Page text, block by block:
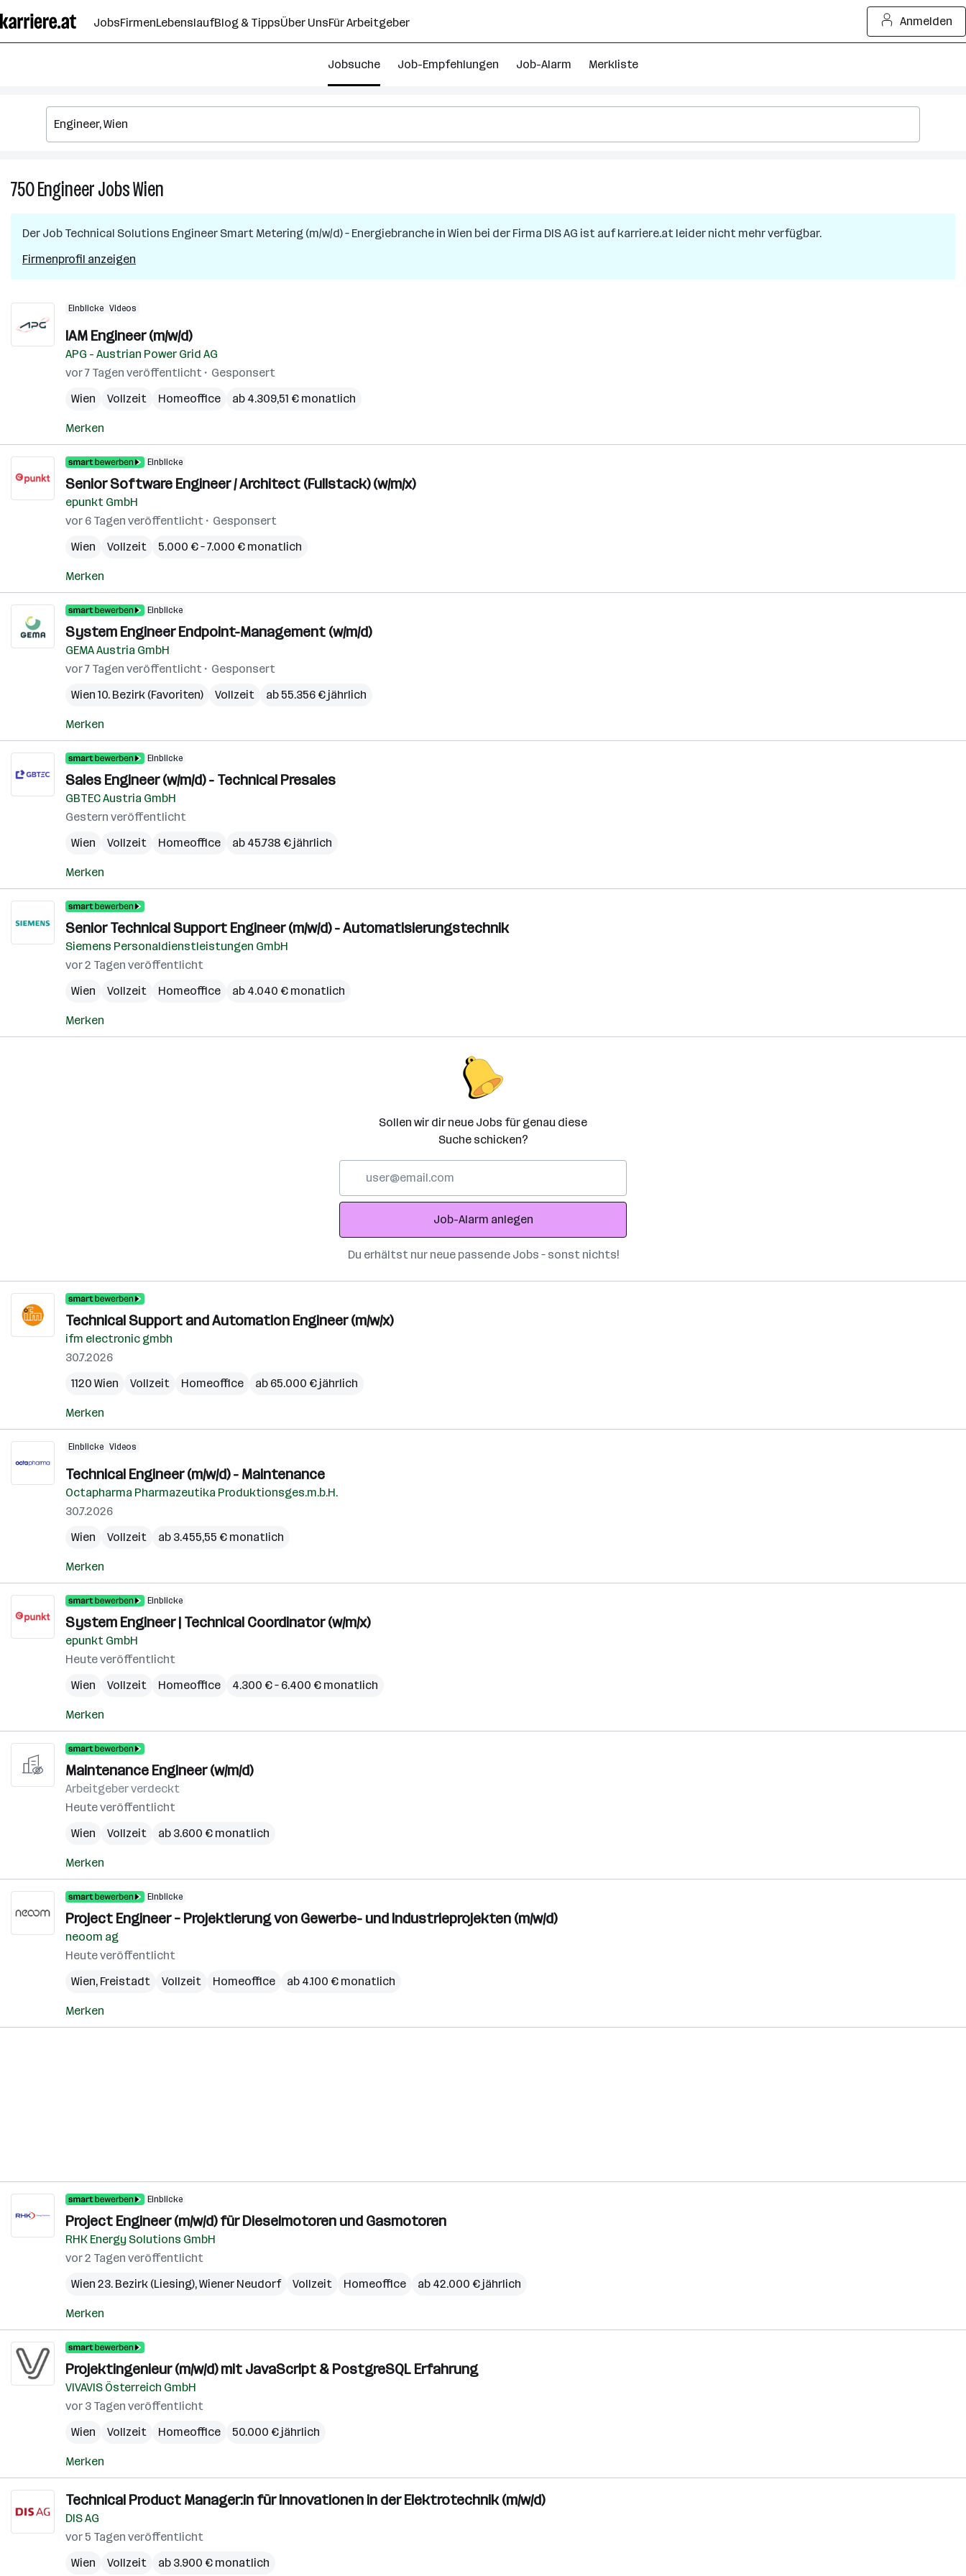
Seiteninhalt
springen
JobsFirmenLebenslaufBlog & TippsÜber UnsFür Arbeitgeber Anmelden
Jobsuche Job-Empfehlungen Job-Alarm Merkliste
750EngineerJobsWien
in
Der Job Technical Solutions Engineer Smart Metering (m/w/d) – Energiebranche in Wien bei der Firma DIS AG ist auf karriere.at leider nicht mehr verfügbar.
Firmenprofil anzeigen
Einblicke Videos
IAM Engineer (m/w/d)
APG - Austrian Power Grid AG
vor 7 Tagen veröffentlicht
Gesponsert
Wien
Vollzeit Homeoffice ab 4.309,51 € monatlich
Merken
Einblicke
Senior Software Engineer / Architect (Fullstack) (w/m/x)
epunkt GmbH
vor 6 Tagen veröffentlicht
Gesponsert
Wien
Vollzeit 5.000 € – 7.000 € monatlich
Merken
Einblicke
System Engineer Endpoint-Management (w/m/d)
GEMA Austria GmbH
vor 7 Tagen veröffentlicht
Gesponsert
Wien 10. Bezirk (Favoriten)
Vollzeit ab 55.356 € jährlich
Merken
Einblicke
Sales Engineer (w/m/d) - Technical Presales
GBTEC Austria GmbH
Gestern veröffentlicht
Wien
Vollzeit Homeoffice ab 45.738 € jährlich
Merken
Senior Technical Support Engineer (m/w/d) - Automatisierungstechnik
Siemens Personaldienstleistungen GmbH
vor 2 Tagen veröffentlicht
Wien
Vollzeit Homeoffice ab 4.040 € monatlich
Merken
Sollen wir dir neue Jobs für genau diese
Suche schicken?
Adresse
Job-Alarm anlegen
Du erhältst nur neue passende Jobs – sonst nichts!
Technical Support and Automation Engineer (m/w/x)
ifm electronic gmbh
30.7.2026
1120 Wien
Vollzeit Homeoffice ab 65.000 € jährlich
Merken
Einblicke Videos
Technical Engineer (m/w/d) - Maintenance
Octapharma Pharmazeutika Produktionsges.m.b.H.
30.7.2026
Wien
Vollzeit ab 3.455,55 € monatlich
Merken
Einblicke
System Engineer | Technical Coordinator (w/m/x)
epunkt GmbH
Heute veröffentlicht
Wien
Vollzeit Homeoffice 4.300 € – 6.400 € monatlich
Merken
Maintenance Engineer (w/m/d)
Arbeitgeber verdeckt
Heute veröffentlicht
Wien
Vollzeit ab 3.600 € monatlich
Merken
Einblicke
Project Engineer – Projektierung von Gewerbe- und Industrieprojekten (m/w/d)
neoom ag
Heute veröffentlicht
Wien, Freistadt Vollzeit Homeoffice ab 4.100 € monatlich
Merken
Einblicke
Project Engineer (m/w/d) für Dieselmotoren und Gasmotoren
RHK Energy Solutions GmbH
vor 2 Tagen veröffentlicht
Wien 23. Bezirk (Liesing),Wiener Neudorf Vollzeit Homeoffice ab 42.000 € jährlich
Merken
Projektingenieur (m/w/d) mit JavaScript & PostgreSQL Erfahrung
VIVAVIS Österreich GmbH
vor 3 Tagen veröffentlicht
Wien
Vollzeit Homeoffice 50.000 € jährlich
Merken
Technical Product Manager:in für Innovationen in der Elektrotechnik (m/w/d)
DIS AG
vor 5 Tagen veröffentlicht
Wien
Vollzeit ab 3.900 € monatlich